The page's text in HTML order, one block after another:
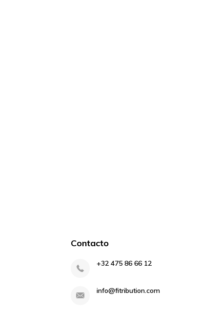
Contacto
+32 475 86 66 12
info@fitribution.com